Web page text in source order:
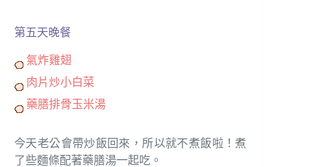
第五天晚餐
氣炸雞翅
肉片炒小白菜
藥膳排骨玉米湯
今天老公會帶炒飯回來，所以就不煮飯啦！煮
了些麵條配著藥膳湯一起吃。